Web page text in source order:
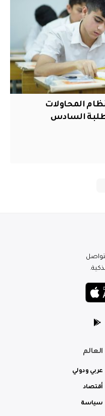
المحاولات
السادس
العالم
عربي ودولي
أقتصاد
سياسة